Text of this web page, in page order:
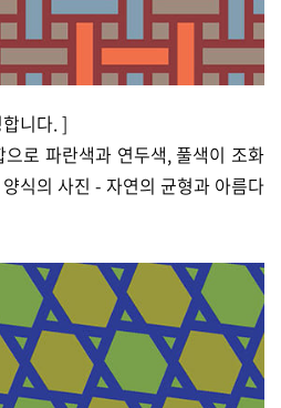
니다. ]
로 파란색과 연두색, 풀색이 조화
식의 사진 - 자연의 균형과 아름다